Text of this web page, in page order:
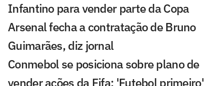
Infantino para vender parte da Copa
Arsenal fecha a contratação de Bruno
Guimarães, diz jornal
Conmebol se posiciona sobre plano de
vender ações da Fifa: 'Futebol primeiro'